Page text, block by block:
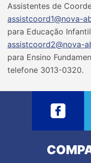
Assistentes de
assistcoord1@nova-
para Educação
assistcoord2@nova-
para Ensino
telefone 3013-0320.